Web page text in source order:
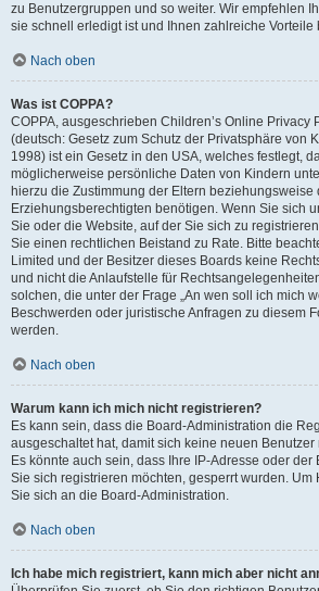
zu Benutzergruppen und so weiter. Wir empfehlen
sie schnell erledigt ist und Ihnen zahlreiche Vorteile
Nach oben
Was ist COPPA?
COPPA, ausgeschrieben Children’s Online Privacy
(deutsch: Gesetz zum Schutz der Privatsphäre von
1998) ist ein Gesetz in den USA, welches festlegt,
möglicherweise persönliche Daten von Kindern
hierzu die Zustimmung der Eltern beziehungsweise
Erziehungsberechtigten benötigen. Wenn Sie sich
Sie oder die Website, auf der Sie sich zu
Sie einen rechtlichen Beistand zu Rate. Bitte
Limited und der Besitzer dieses Boards keine
und nicht die Anlaufstelle für
solchen, die unter der Frage „An wen soll ich mich
Beschwerden oder juristische Anfragen zu diesem
werden.
Nach oben
Warum kann ich mich nicht registrieren?
Es kann sein, dass die Board-Administration die
ausgeschaltet hat, damit sich keine neuen
Es könnte auch sein, dass Ihre IP-Adresse oder der
Sie sich registrieren möchten, gesperrt wurden. Um
Sie sich an die Board-Administration.
Nach oben
Ich habe mich registriert, kann mich aber nicht